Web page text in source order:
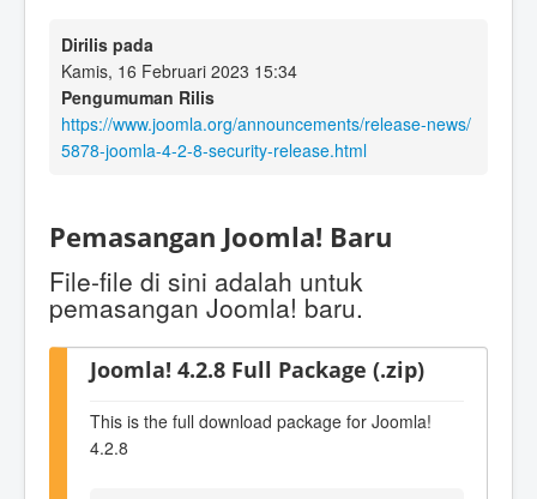
Dirilis pada
Kamis, 16 Februari 2023 15:34
Pengumuman Rilis
https://www.joomla.org/announcements/release-news/
5878-joomla-4-2-8-security-release.html
Pemasangan Joomla! Baru
File-file di sini adalah untuk
pemasangan Joomla! baru.
Joomla! 4.2.8 Full Package (.zip)
This is the full download package for Joomla!
4.2.8